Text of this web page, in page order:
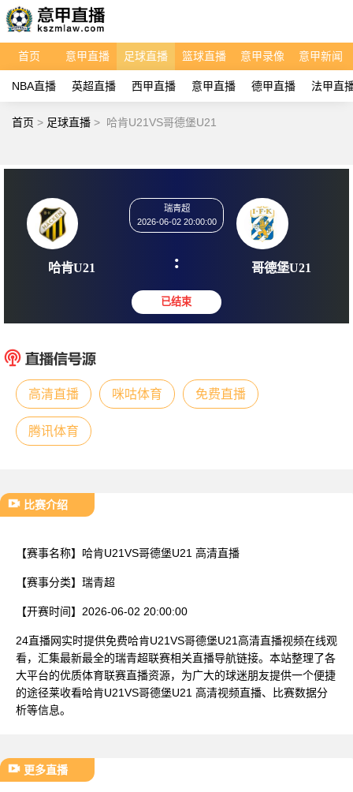
首页 意甲直播 足球直播 篮球直播 意甲录像 意甲新闻
NBA直播 英超直播 西甲直播 意甲直播 德甲直播 法甲直
首页 > 足球直播 > 哈肯U21VS哥德堡U21
哈肯U21
2026-06-02 20:00:00
: 哥德
高清直播 咪咕体育 免费直播
腾讯体育
比赛介绍
【赛事名称】 哈肯U21VS哥德堡U21 高清直播
【赛事分类】 瑞青超
【开赛时间】 2026-06-02 20:00:00
24直播网实时提供免费哈肯U21VS哥德堡U21高清直播视频在线观
看，汇集最新最全的瑞青超联赛相关直播导航链接。本站整理了各
大平台的优质体育联赛直播资源，为广大的球迷朋友提供一个便捷
的途径莱收看哈肯U21VS哥德堡U21 高清视频直播、比赛数据分
析等信息。
更多直播